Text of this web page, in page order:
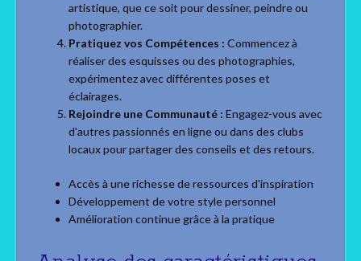
artistique, que ce soit pour dessiner, peindre ou
photographier.
Pratiquez vos Compétences : Commencez à
réaliser des esquisses ou des photographies,
expérimentez avec différentes poses et
éclairages.
Rejoindre une Communauté : Engagez-vous avec
d'autres passionnés en ligne ou dans des clubs
locaux pour partager des conseils et des retours.
Accès à une richesse de ressources d'inspiration
Développement de votre style personnel
Amélioration continue grâce à la pratique